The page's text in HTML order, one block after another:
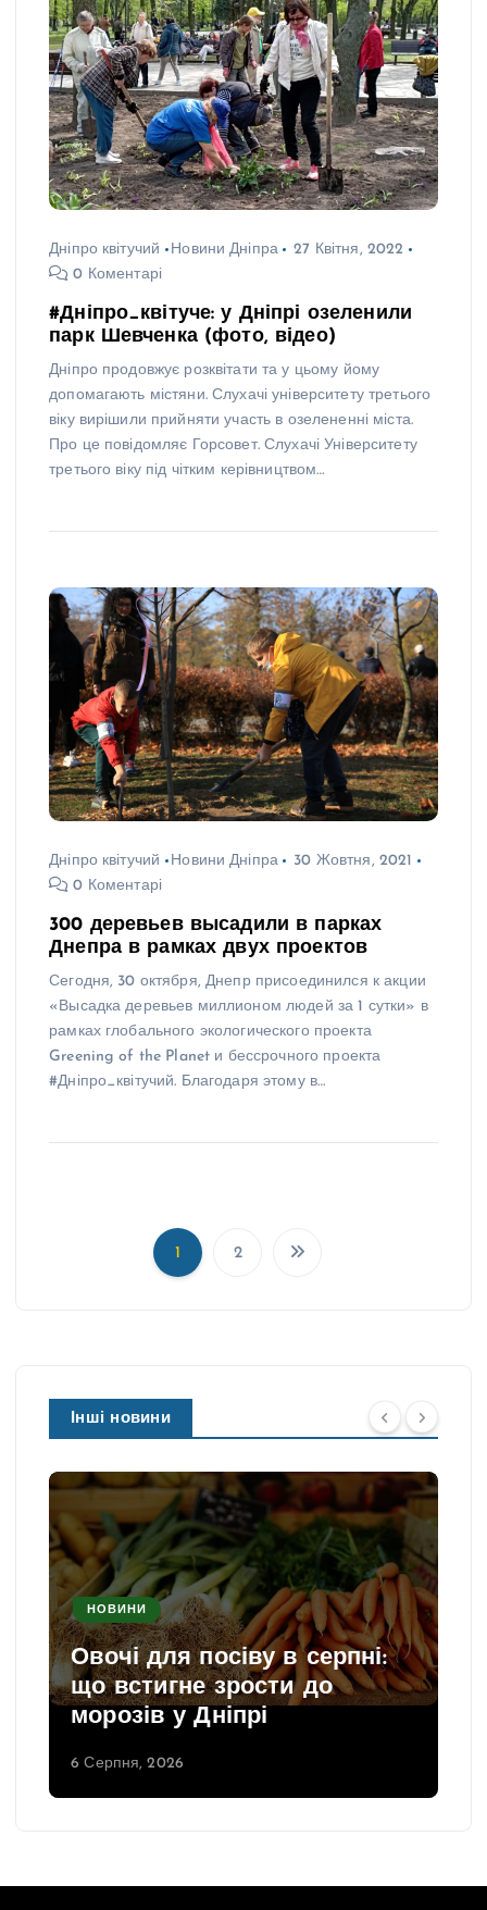
Дніпро квітучий Новини Дніпра
27 Квітня, 2022
0 Коментарі
#Дніпро_квітуче: у Дніпрі озеленили
парк Шевченка (фото, відео)
Дніпро продовжує розквітати та у цьому йому
допомагають містяни. Слухачі університету третього
віку вирішили прийняти участь в озелененні міста.
Про це повідомляє Горсовет. Слухачі Університету
третього віку під чітким керівництвом…
Дніпро квітучий Новини Дніпра
30 Жовтня, 2021
0 Коментарі
300 деревьев высадили в парках
Днепра в рамках двух проектов
Сегодня, 30 октября, Днепр присоединился к акции
«Высадка деревьев миллионом людей за 1 сутки» в
рамках глобального экологического проекта
Greening of the Planet и бессрочного проекта
#Дніпро_квітучий. Благодаря этому в…
П
і
я
з
а
п
и
с
і
в
1 2
Інші новини
НОВИНИ
Овочі для посіву в серпні:
що встигне зрости до
морозів у Дніпрі
6 Серпня, 2026